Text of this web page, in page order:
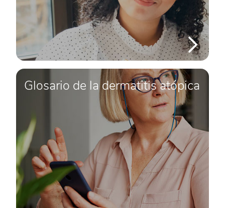
Glosario de la dermatitis atópica